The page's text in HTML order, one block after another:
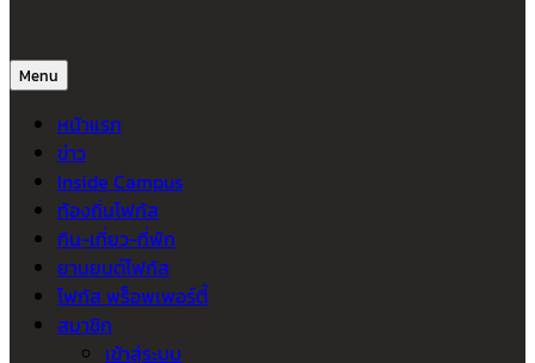
Menu
หน้าแรก
ข่าว
Inside Campus
ท้องถิ่นโฟกัส
กิน-เที่ยว-ที่พัก
ยานยนต์โฟกัส
โฟกัส พร็อพเพอร์ตี้
สมาชิก
เข้าสู่ระบบ